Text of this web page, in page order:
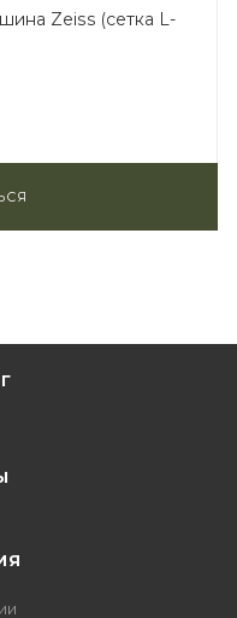
Zeiss (сетка L-